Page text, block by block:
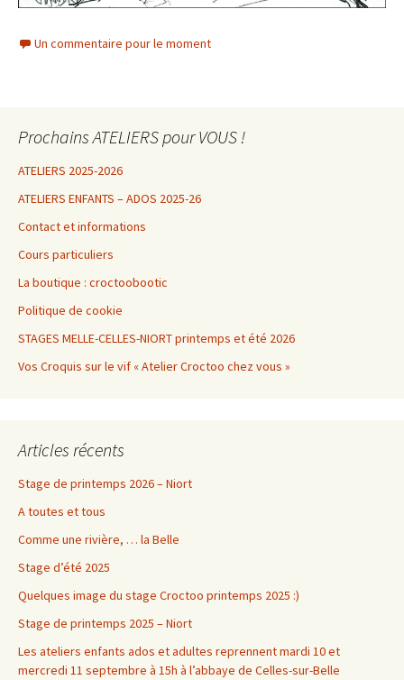
Un commentaire pour le moment
Prochains ATELIERS pour VOUS !
ATELIERS 2025-2026
ATELIERS ENFANTS – ADOS 2025-26
Contact et informations
Cours particuliers
La boutique : croctoobootic
Politique de cookie
STAGES MELLE-CELLES-NIORT printemps et été 2026
Vos Croquis sur le vif « Atelier Croctoo chez vous »
Articles récents
Stage de printemps 2026 – Niort
A toutes et tous
Comme une rivière, … la Belle
Stage d’été 2025
Quelques image du stage Croctoo printemps 2025 :)
Stage de printemps 2025 – Niort
Les ateliers enfants ados et adultes reprennent mardi 10 et
mercredi 11 septembre à 15h à l’abbaye de Celles-sur-Belle